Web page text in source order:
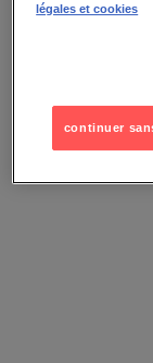
légales et cookies
continuer